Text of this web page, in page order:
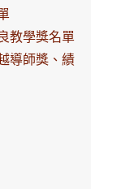
教學獎名單
導師獎、績